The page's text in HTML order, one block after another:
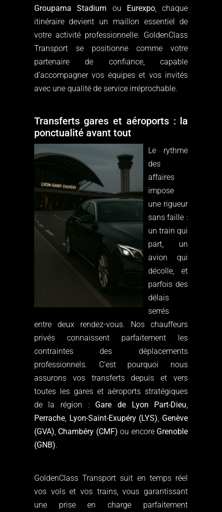
Groupama Stadium ou Eurexpo, chaque
itinéraire devient un maillon essentiel de
votre activité professionnelle. GoldenClass
Transport se positionne comme votre
partenaire de confiance, capable
d’accompagner vos équipes et vos invités
avec une qualité de service irréprochable.
Transferts gares et aéroports : la
ponctualité avant tout
Le rythme
des
affaires
impose
une rigueur
sans faille :
un train qui
part, un
avion qui
décolle, et
parfois des
délais
serrés
entre deux rendez-vous. Nos chauffeurs
privés connaissent parfaitement les
contraintes des déplacements
professionnels. C’est pourquoi nous
assurons vos transferts depuis et vers
toutes les gares et aéroports stratégiques
de la région : Gare de Lyon Part-Dieu
Perrache, Lyon-Saint-Exupéry (LYS) Genève
(GVA) Chambéry (CMF) ou encore Grenoble
(GNB).
GoldenClass Transport suit en temps réel
vos vols et vos trains, vous garantissant
une prise en charge parfaitement